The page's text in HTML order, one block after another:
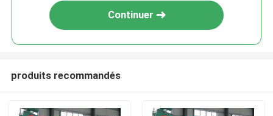
Continuer
produits recommandés